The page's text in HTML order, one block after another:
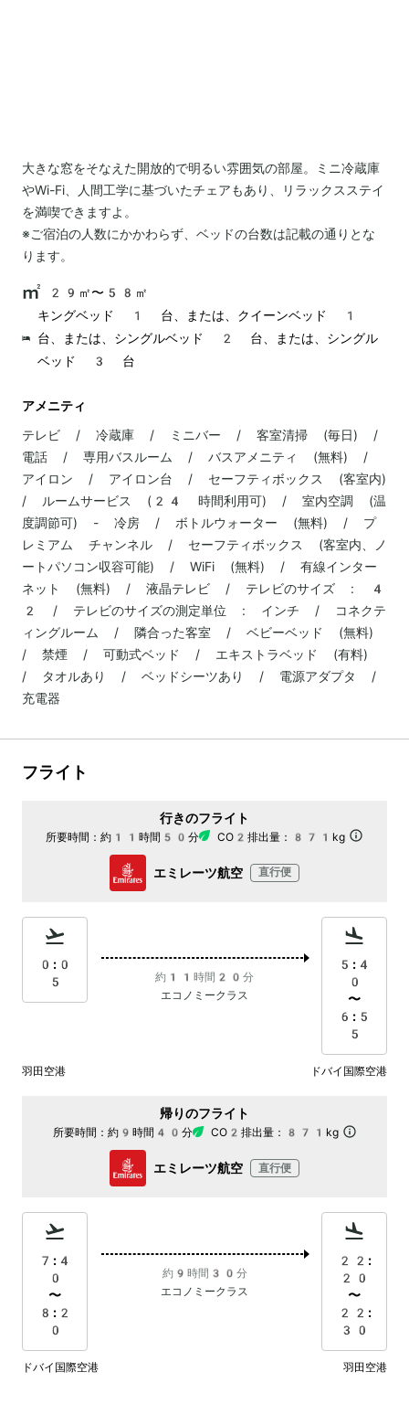
大きな窓をそなえた開放的で明るい雰囲気の部屋。ミニ冷蔵庫
やWi-Fi、人間工学に基づいたチェアもあり、リラックスステイ
を満喫できますよ。
※ご宿泊の人数にかかわらず、ベッドの台数は記載の通りとな
ります。
29㎡〜58㎡
キングベッド 1 台、または、クイーンベッド 1
台、または、シングルベッド 2 台、または、シングル
ベッド 3 台
アメニティ
テレビ / 冷蔵庫 / ミニバー / 客室清掃 (毎日) /
電話 / 専用バスルーム / バスアメニティ (無料) /
アイロン / アイロン台 / セーフティボックス (客室内)
/ ルームサービス (24 時間利用可) / 室内空調 (温
度調節可) - 冷房 / ボトルウォーター (無料) / プ
レミアム チャンネル / セーフティボックス (客室内、ノ
ートパソコン収容可能) / WiFi (無料) / 有線インター
ネット (無料) / 液晶テレビ / テレビのサイズ : 4
2 / テレビのサイズの測定単位 : インチ / コネクテ
ィングルーム / 隣合った客室 / ベビーベッド (無料)
/ 禁煙 / 可動式ベッド / エキストラベッド (有料)
/ タオルあり / ベッドシーツあり / 電源アダプタ /
充電器
フライト
行きのフライト
所要時間： 約11時間50分 CO2排出量： 871kg
エミレーツ航空 直行便
0:0
5
約11時間20分
エコノミークラス
5:4
0
〜
6:5
5
羽田空港 ドバイ国際空港
帰りのフライト
所要時間： 約9時間40分 CO2排出量： 871kg
エミレーツ航空 直行便
7:4
0
〜
8:2
0
約9時間30分
エコノミークラス
22:
20
〜
22:
30
ドバイ国際空港 羽田空港